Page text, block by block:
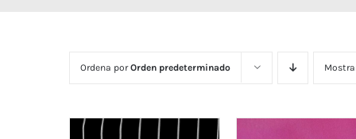
Ordena porOrden predeterminado